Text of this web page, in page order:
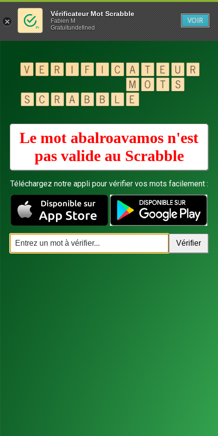
Le mot abalroavamos n'est
pas valide au Scrabble
Téléchargez notre appli pour vérifier vos mots facilement :
Vérificateur Mot Scrabble
Fabien M
Gratuitundefined
VOIR